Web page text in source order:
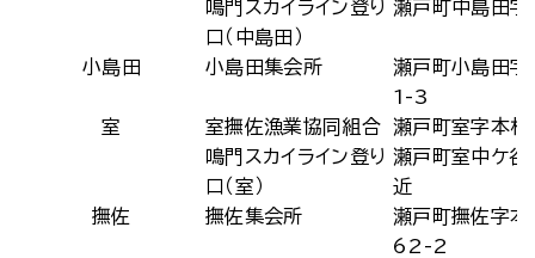
鳴門スカイライン登り
口（中島田）
瀬戸町中島田字
小島田 小島田集会所
瀬戸町小島田字
1-3
室
室撫佐漁業協同組合
瀬戸町室字本
鳴門スカイライン登り
口（室）
瀬戸町室中ケ
近
撫佐
撫佐集会所
瀬戸町撫佐字本
62-2